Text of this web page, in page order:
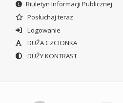
Biuletyn Informacji Publicznej
Posłuchaj teraz
Logowanie
DUŻA CZCIONKA
DUŻY KONTRAST